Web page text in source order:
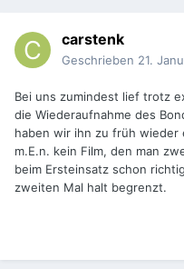
carstenk
Geschrieben 21.
Bei uns zumindest lief trotz
die Wiederaufnahme des
haben wir ihn zu früh wieder
m.E.n. kein Film, den man
beim Ersteinsatz schon
zweiten Mal halt begrenzt.